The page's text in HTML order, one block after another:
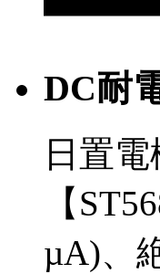
DC耐
日置
【
µA)、